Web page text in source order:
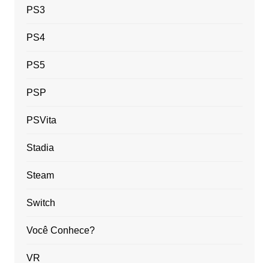
PS3
PS4
PS5
PSP
PSVita
Stadia
Steam
Switch
Você Conhece?
VR